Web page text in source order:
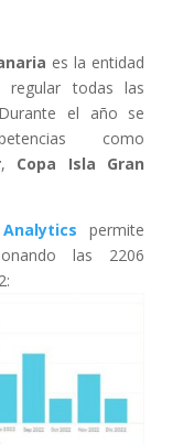
es la entidad
todas las
el año se
como
, Copa Isla Gran
permite
las 2206